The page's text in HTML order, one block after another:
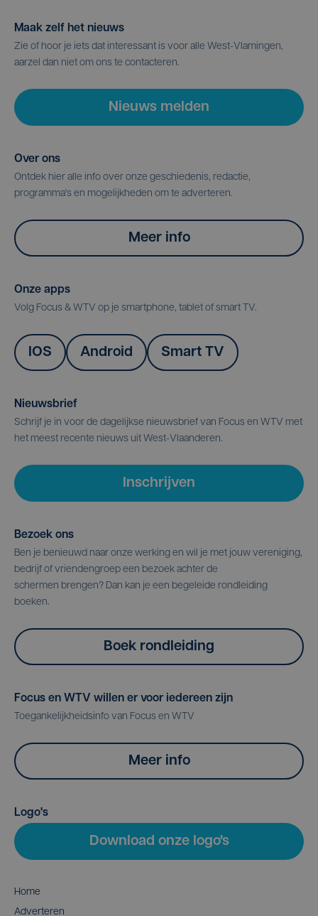
Maak zelf het nieuws
Zie of hoor je iets dat interessant is voor alle West-Vlamingen,
aarzel dan niet om ons te contacteren.
Nieuws melden
Over ons
Ontdek hier alle info over onze geschiedenis, redactie,
programma's en mogelijkheden om te adverteren.
Meer info
Onze apps
Volg Focus & WTV op je smartphone, tablet of smart TV.
IOS Android Smart TV
Nieuwsbrief
Schrijf je in voor de dagelijkse nieuwsbrief van Focus en WTV met
het meest recente nieuws uit West-Vlaanderen.
Inschrijven
Bezoek ons
Ben je benieuwd naar onze werking en wil je met jouw vereniging,
bedrijf of vriendengroep een bezoek achter de
schermen brengen? Dan kan je een begeleide rondleiding
boeken.
Boek rondleiding
Focus en WTV willen er voor iedereen zijn
Toegankelijkheidsinfo van Focus en WTV
Meer info
Logo's
Download onze logo's
Home
Adverteren